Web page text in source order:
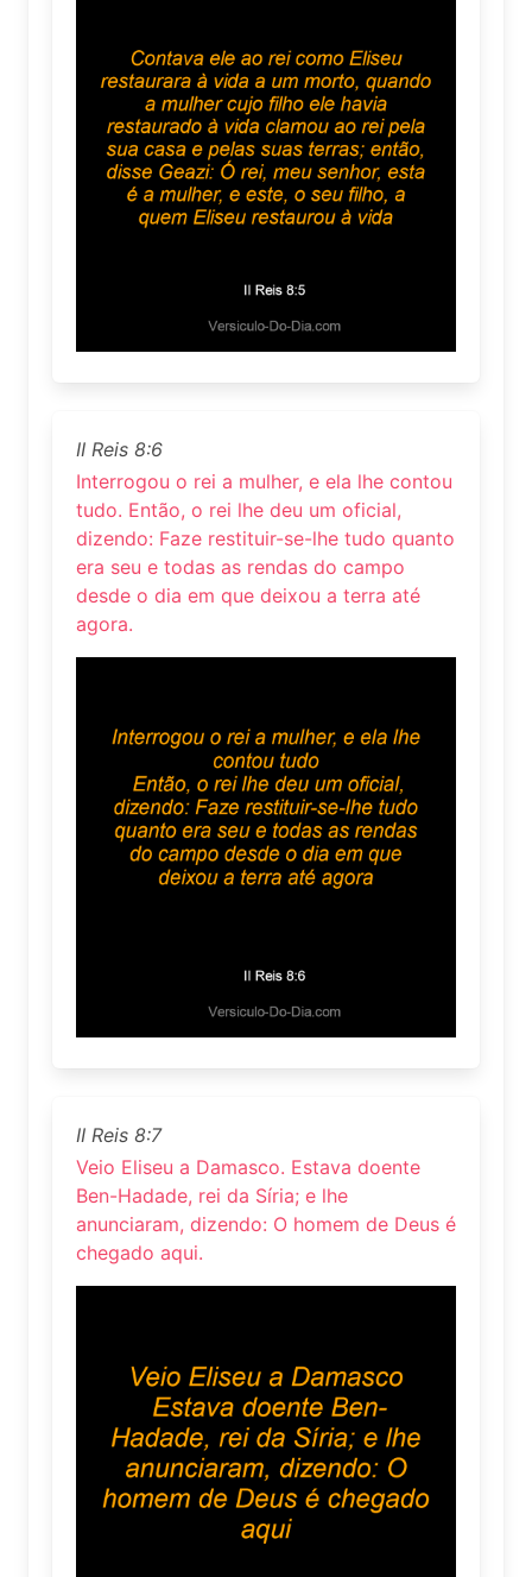
II Reis 8:6
Interrogou o rei a mulher, e ela lhe contou
tudo. Então, o rei lhe deu um oficial,
dizendo: Faze restituir-se-lhe tudo quanto
era seu e todas as rendas do campo
desde o dia em que deixou a terra até
agora.
II Reis 8:7
Veio Eliseu a Damasco. Estava doente
Ben-Hadade, rei da Síria; e lhe
anunciaram, dizendo: O homem de Deus é
chegado aqui.